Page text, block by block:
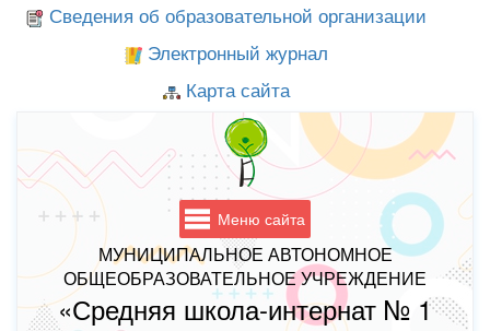
Сведения об образовательной организации
Электронный журнал
Карта сайта
Меню сайта
МУНИЦИПАЛЬНОЕ АВТОНОМНОЕ
ОБЩЕОБРАЗОВАТЕЛЬНОЕ УЧРЕЖДЕНИЕ
«Средняя школа-интернат № 1